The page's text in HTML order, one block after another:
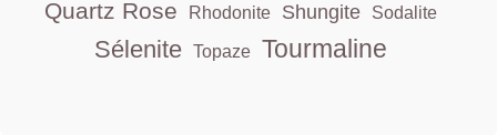
Quartz Rose Rhodonite Shungite Sodalite
Sélenite Topaze Tourmaline